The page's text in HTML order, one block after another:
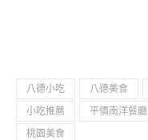
八德小吃 八德美食
小吃推薦
平價南洋餐廳
桃園美食